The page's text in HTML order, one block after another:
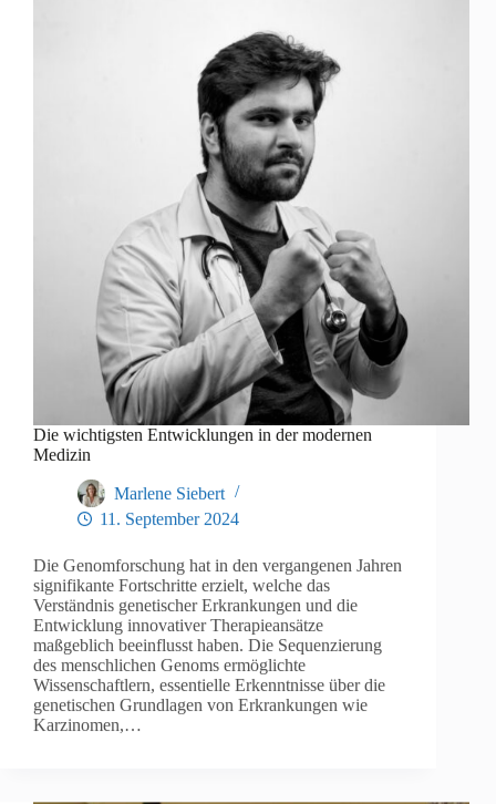
Die wichtigsten Entwicklungen in der modernen
Medizin
Marlene Siebert
11. September 2024
Die Genomforschung hat in den vergangenen Jahren
signifikante Fortschritte erzielt, welche das
Verständnis genetischer Erkrankungen und die
Entwicklung innovativer Therapieansätze
maßgeblich beeinflusst haben. Die Sequenzierung
des menschlichen Genoms ermöglichte
Wissenschaftlern, essentielle Erkenntnisse über die
genetischen Grundlagen von Erkrankungen wie
Karzinomen,…